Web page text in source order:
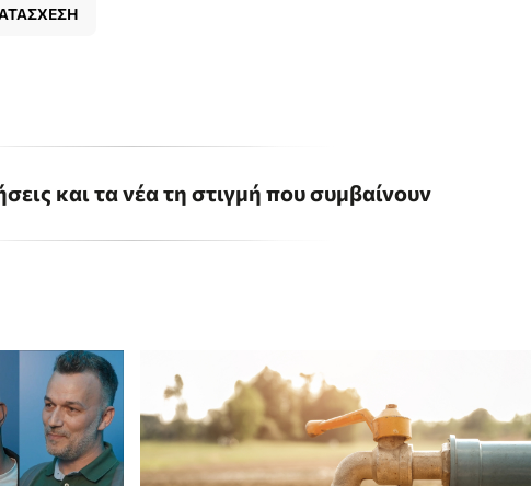
και τα νέα τη στιγμή που συμβαίνουν